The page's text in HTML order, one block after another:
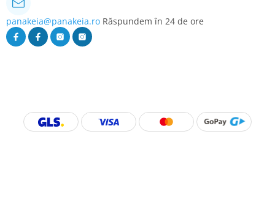
panakeia@panakeia.ro Răspundem în 24 de ore